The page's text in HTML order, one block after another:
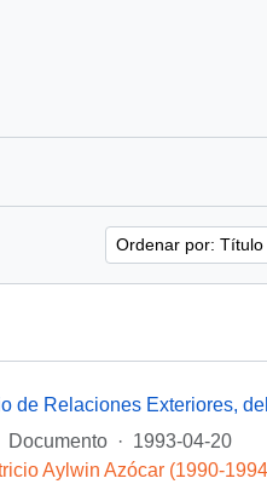
Ordenar por: Título
Documento · 1993-04-20
Aylwin Azócar (1990-